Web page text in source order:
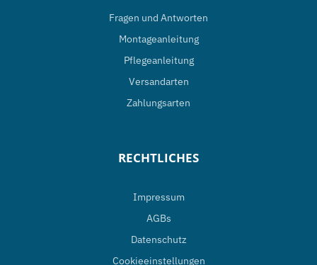
Fragen und Antworten
Montageanleitung
Pflegeanleitung
Versandarten
Zahlungsarten
RECHTLICHES
Impressum
AGBs
Datenschutz
Cookieeinstellungen